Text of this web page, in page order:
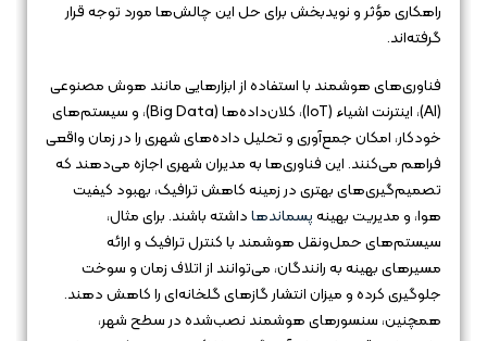
راهکاری مؤثر و نویدبخش برای حل این چالش‌ها مورد توجه قرار
گرفته‌اند.
فناوری‌های هوشمند با استفاده از ابزارهایی مانند هوش مصنوعی
(AI)، اینترنت اشیاء (IoT)، کلان‌داده‌ها (Big Data)، و سیستم‌های
خودکار، امکان جمع‌آوری و تحلیل داده‌های شهری را در زمان واقعی
فراهم می‌کنند. این فناوری‌ها به مدیران شهری اجازه می‌دهند که
تصمیم‌گیری‌های بهتری در زمینه کاهش ترافیک، بهبود کیفیت
هوا، و مدیریت بهینهپسماندهاداشته باشند. برای مثال،
سیستم‌های حمل‌ونقل هوشمند با کنترل ترافیک و ارائه
مسیرهای بهینه به رانندگان، می‌توانند از اتلاف زمان و سوخت
جلوگیری کرده و میزان انتشار گازهای گلخانه‌ای را کاهش دهند.
همچنین، سنسورهای هوشمند نصب‌شده در سطح شهر،